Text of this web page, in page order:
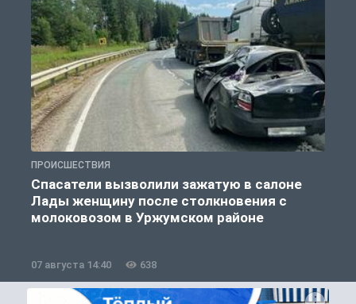
ПРОИСШЕСТВИЯ
Спасатели вызволили зажатую в салоне
Лады женщину после столкновения с
молоковозом в Уржумском районе
07 августа 14:40 638